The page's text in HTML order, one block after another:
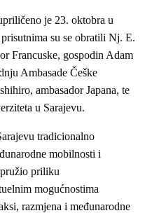
je 23. oktobra u
su se obratili Nj. E.
Francuske, gospodin Adam
Ambasade Češke
ambasador Japana, te
u Sarajevu.
tradicionalno
mobilnosti i
priliku
mogućnostima
razmjena i međunarodne